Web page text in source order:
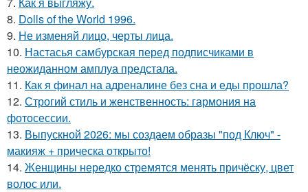
8. Dolls of the World 1996.
9. Не изменяй лицо, черты лица.
10. Настасья самбурская перед подписчиками в
неожиданном амплуа предстала.
11. Как я финал на адреналине без сна и еды прошла?
12. Строгий стиль и женственность: гармония на
фотосессии.
13. Выпускной 2026: мы создаем образы "под Ключ" -
макияж + прическа открыто!
14. Женщины нередко стремятся менять причёску, цвет
волос или.